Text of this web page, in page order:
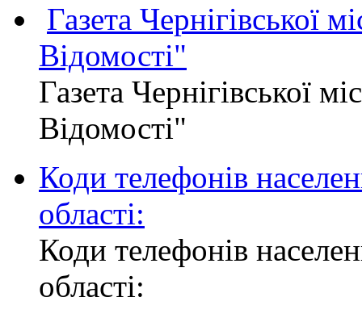
Газета Чернігівської
Відомості"
Газета Чернігівської
Відомості"
Коди телефонів
області:
Коди телефонів
області: